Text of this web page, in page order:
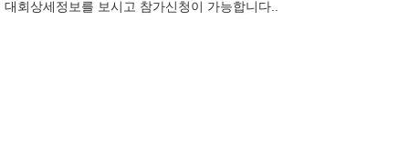
대회상세정보를 보시고 참가신청이 가능합니다..